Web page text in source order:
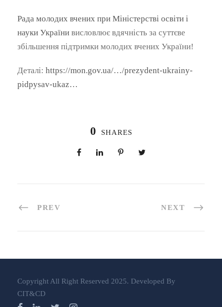
Рада молодих вчених при Міністерстві освіти і
науки України висловлює вдячність за суттєве
збільшення підтримки молодих вчених України!
Деталі: https://mon.gov.ua/…/prezydent-ukrainy-
pidpysav-ukaz…
0 SHARES
PREV NEXT
Copyright All Right Reserved 2025. Developed By
CIT&CD